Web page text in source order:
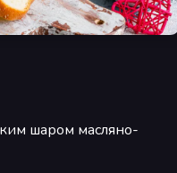
шаром масляно-